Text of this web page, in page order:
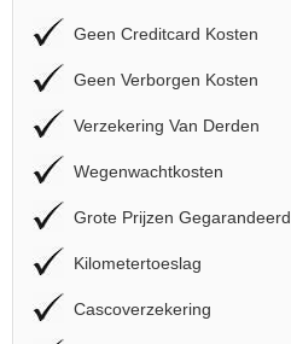
Geen Creditcard Kosten
Geen Verborgen Kosten
Verzekering Van Derden
Wegenwachtkosten
Grote Prijzen Gegarandeerd
Kilometertoeslag
Cascoverzekering